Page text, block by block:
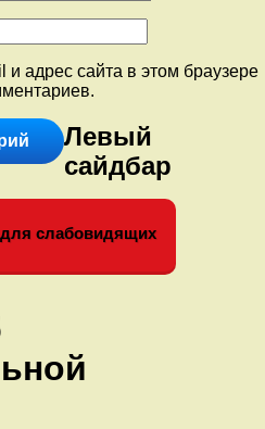
адрес сайта в этом браузере
Левый
сайдбар
слабовидящих